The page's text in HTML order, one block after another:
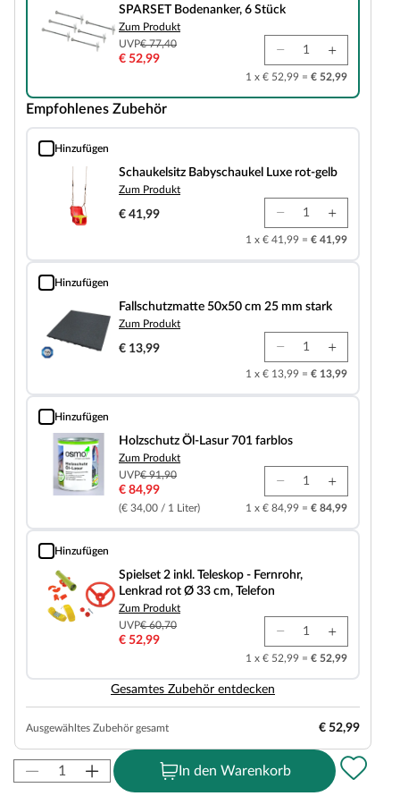
SPARSET Bodenanker, 6 Stück
Zum Produkt
UVP€ 77,40
€ 52,99
1 x € 52,99 = € 52,99
Empfohlenes Zubehör
Hinzufügen
Schaukelsitz Babyschaukel Luxe rot-gelb
Schaukelsitz Babyschaukel Luxe rot-gelb
Zum Produkt
€ 41,99
1 x € 41,99 = € 41,99
Hinzufügen
Fallschutzmatte 50x50 cm 25 mm stark
Fallschutzmatte 50x50 cm 25 mm stark
Zum Produkt
€ 13,99
1 x € 13,99 = € 13,99
Hinzufügen
Holzschutz Öl-Lasur 701 farblos
Holzschutz Öl-Lasur 701 farblos
Zum Produkt
UVP€ 91,90
€ 84,99
(€ 34,00 / 1 Liter) 1 x € 84,99 = € 84,99
Hinzufügen
Spielset 2 inkl. Teleskop - Fernrohr, Lenkrad rot Ø 33 cm, Telefon
Spielset 2 inkl. Teleskop - Fernrohr,
Lenkrad rot Ø 33 cm, Telefon
Zum Produkt
UVP€ 60,70
€ 52,99
1 x € 52,99 = € 52,99
Gesamtes Zubehör entdecken
Ausgewähltes Zubehör gesamt € 52,99
In den Warenkorb